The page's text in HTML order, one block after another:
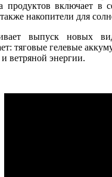
включает в
накопители для
выпуск новых
тяговые гелевые
ветряной энергии.